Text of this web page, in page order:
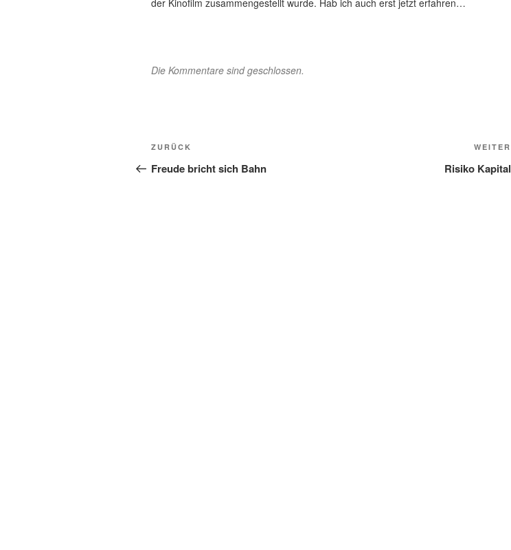
der Kinofilm zusammengestellt wurde. Hab ich auch erst jetzt erfahren…
Die Kommentare sind geschlossen.
Beitragsnavigation
Vorheriger
Beitrag
ZURÜCK
Freude bricht sich Bahn
WEITER
Risiko Kapital